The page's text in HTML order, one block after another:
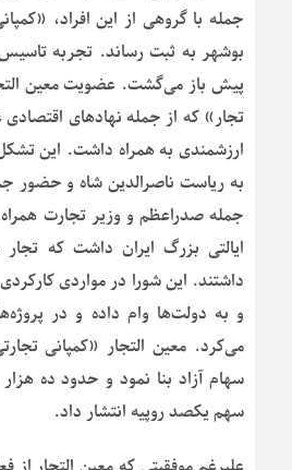
جمله با گروهی از این افراد،
بوشهر به ثبت رساند. تجربه
پیش باز می‌گشت. عضویت معین
تجار» که از جمله نهادهای
ارزشمندی به همراه داشت. این
به ریاست ناصرالدین شاه و حضور
جمله صدراعظم و وزیر تجارت همراه
ایالتی بزرگ ایران داشت که
داشتند. این شورا در مواردی
و به دولت‌ها وام داده و در
می‌کرد. معین التجار «کمپانی
سهام آزاد بنا نمود و حدود ده
سهم یکصد روپیه انتشار داد.